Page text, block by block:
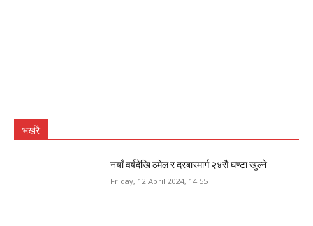
भर्खरै
नयाँ वर्षदेखि ठमेल र दरबारमार्ग २४सै घण्टा खुल्ने
Friday, 12 April 2024, 14:55